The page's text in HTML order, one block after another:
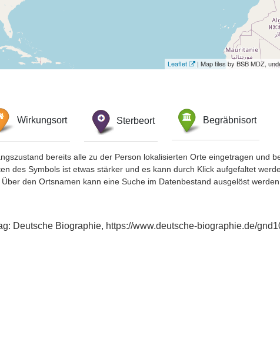
Leaflet | Map tiles by BSB MDZ,
Wirkungsort Sterbeort Begräbnisort
bereits alle zu der Person lokalisierten Orte eingetragen und
des Symbols ist etwas stärker und es kann durch Klick aufgefaltet
den Ortsnamen kann eine Suche im Datenbestand ausgelöst werden.
Deutsche Biographie, https://www.deutsche-biographie.de/